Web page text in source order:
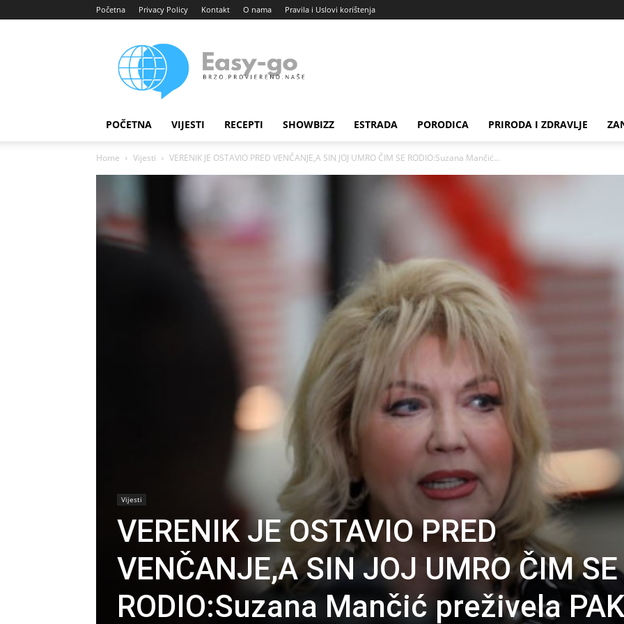
Početna Privacy Policy Kontakt O nama Pravila i Uslovi korištenja
portal
POČETNA VIJESTI RECEPTI SHOWBIZZ ESTRADA PORODICA PRIRODA I ZDRAVLJE
Home Vijesti VERENIK JE OSTAVIO PRED VENČANJE,A SIN JOJ UMRO ČIM SE RODIO:Suzana Mančić...
Vijesti
VERENIK JE OSTAVIO PRED
VENČANJE,A SIN JOJ UMRO ČIM SE
RODIO:Suzana Mančić preživela